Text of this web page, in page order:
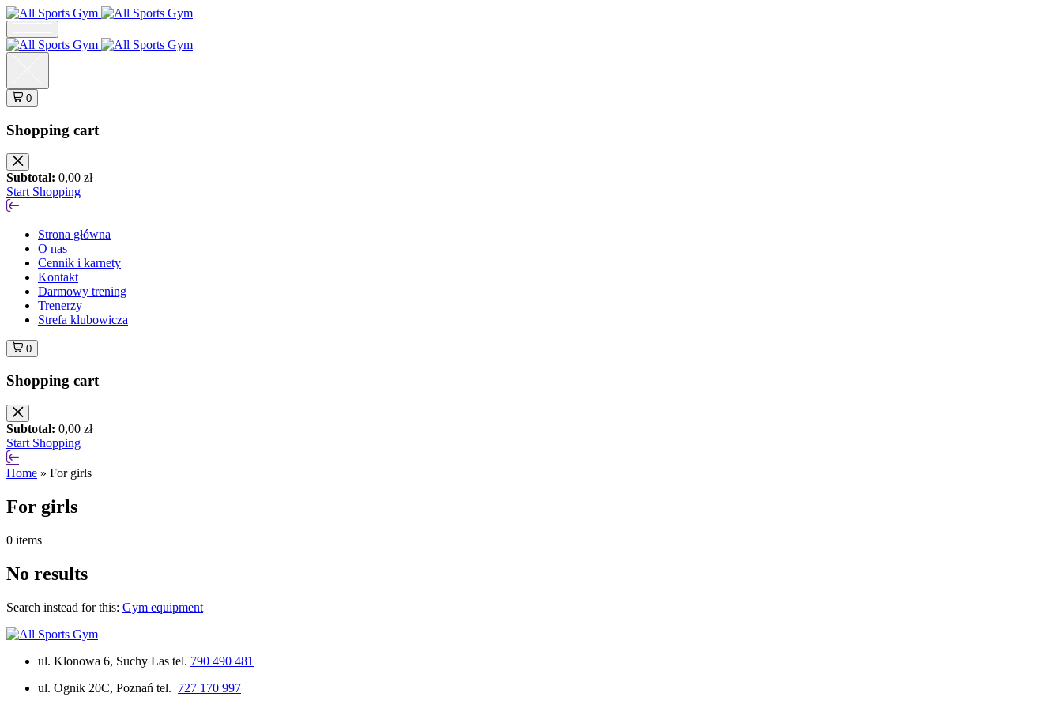
0
Shopping cart
Subtotal: 0,00 zł
Start Shopping
Strona główna
O nas
Cennik i karnety
Kontakt
Darmowy trening
Trenerzy
Strefa klubowicza
0
Shopping cart
Subtotal: 0,00 zł
Start Shopping
Home » For girls
For girls
0 items
No results
Search instead for this: Gym equipment
ul. Klonowa 6, Suchy Las tel. 790 490 481
ul. Ognik 20C, Poznań tel. 727 170 997